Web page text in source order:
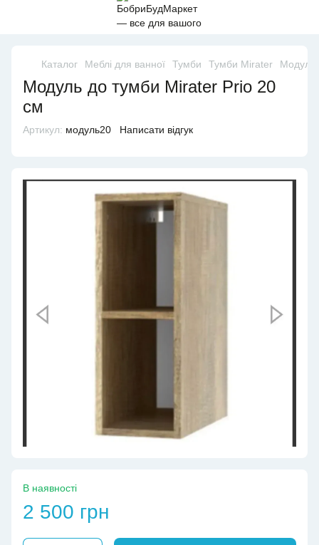
Каталог Меблі для ванної Тумби Тумби Mirater Модуль
Модуль до тумби Mirater Prio 20
см
Артикул: модуль20 Написати відгук
В наявності
2 500 грн